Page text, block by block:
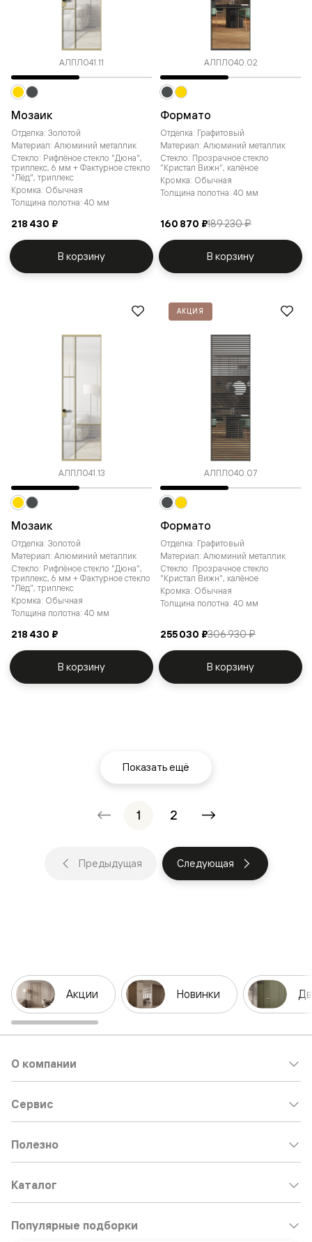
АЛПЛ041.11
Мозаик
Отделка: Золотой
Материал: Алюминий металлик
Стекло: Рифлёное стекло "Дюна",
триплекс, 6 мм + Фактурное стекло
"Лёд", триплекс
Кромка: Обычная
Толщина полотна: 40 мм
218 430 ₽
В корзину
АЛПЛ040.02
Формато
Отделка: Графитовый
Материал: Алюминий металлик
Стекло: Прозрачное стекло
"Кристал Вижн", калёное
Кромка: Обычная
Толщина полотна: 40 мм
160 870 ₽189 230 ₽
В корзину
АЛПЛ041.13
Мозаик
Отделка: Золотой
Материал: Алюминий металлик
Стекло: Рифлёное стекло "Дюна",
триплекс, 6 мм + Фактурное стекло
"Лёд", триплекс
Кромка: Обычная
Толщина полотна: 40 мм
218 430 ₽
В корзину
АКЦИЯ
АЛПЛ040.07
Формато
Отделка: Графитовый
Материал: Алюминий металлик
Стекло: Прозрачное стекло
"Кристал Вижн", калёное
Кромка: Обычная
Толщина полотна: 40 мм
255 030 ₽306 930 ₽
В корзину
Показать ещё
1 2
Предыдущая Следующая
Акции Новинки
О компании
Сервис
Полезно
Каталог
Популярные подборки